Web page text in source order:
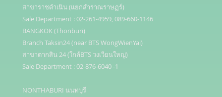
สาขาราชดำเนิน (แยกสำราณราษฏร์)
Sale Department : 02-261-4959, 089-660-1146
BANGKOK (Thonburi)
Branch Taksin24 (near BTS WongWienYai)
สาขาตากสิน 24 (ใกล้BTS วงเวียนใหญ่)
Sale Department : 02-876-6040 -1
NONTHABURI นนทบุรี